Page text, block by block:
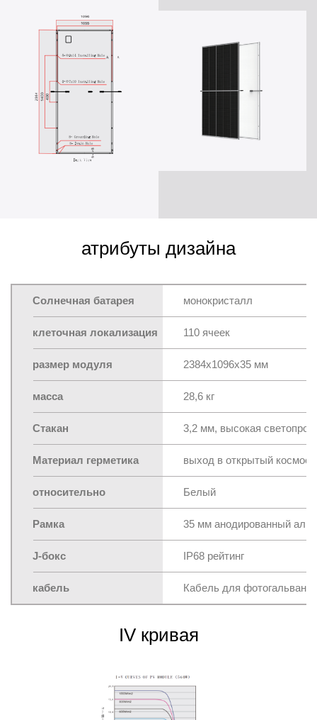
атрибуты дизайна
Солнечная батарея монокристалл
клеточная локализация 110 ячеек
размер модуля 2384x1096x35 мм
масса 28,6 кг
Стакан 3,2 мм, высокая
Материал герметика выход в открытый космос
относительно Белый
Рамка 35 мм анодированный
J-бокс IP68 рейтинг
кабель Кабель для
IV кривая